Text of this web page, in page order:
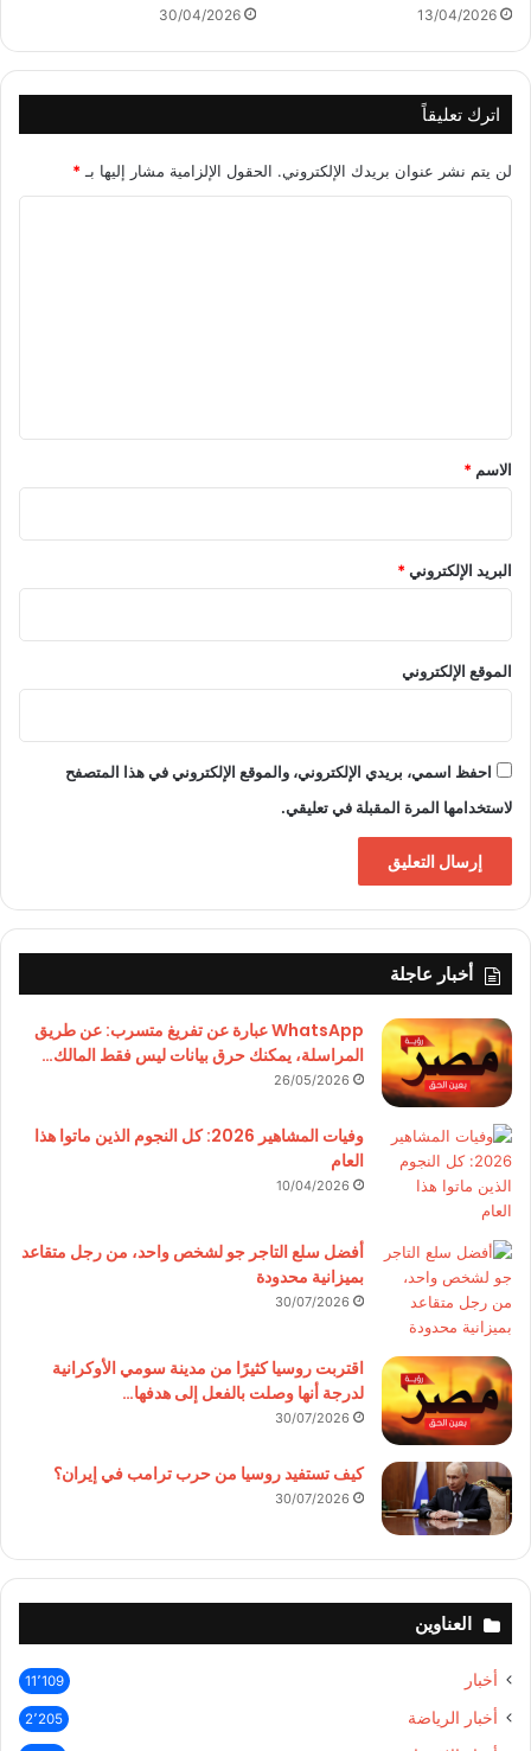
13/04/2026
30/04/2026
اترك تعليقاً
لن يتم نشر عنوان بريدك الإلكتروني. الحقول الإلزامية مشار إليها بـ*
*
الاسم *
البريد الإلكتروني*
الموقع الإلكتروني
احفظ اسمي، بريدي الإلكتروني، والموقع الإلكتروني في هذا المتصفح
لاستخدامها المرة المقبلة في تعليقي.
أخبار عاجلة
WhatsApp عبارة عن تفريغ متسرب: عن طريق
المراسلة، يمكنك حرق بيانات ليس فقط المالك…
26/05/2026
وفيات المشاهير 2026: كل النجوم الذين ماتوا هذا
العام
10/04/2026
أفضل سلع التاجر جو لشخص واحد، من رجل متقاعد
بميزانية محدودة
30/07/2026
اقتربت روسيا كثيرًا من مدينة سومي الأوكرانية
لدرجة أنها وصلت بالفعل إلى هدفها…
30/07/2026
كيف تستفيد روسيا من حرب ترامب في إيران؟
30/07/2026
العناوين
أخبار 11٬109
أخبار الرياضة 2٬205